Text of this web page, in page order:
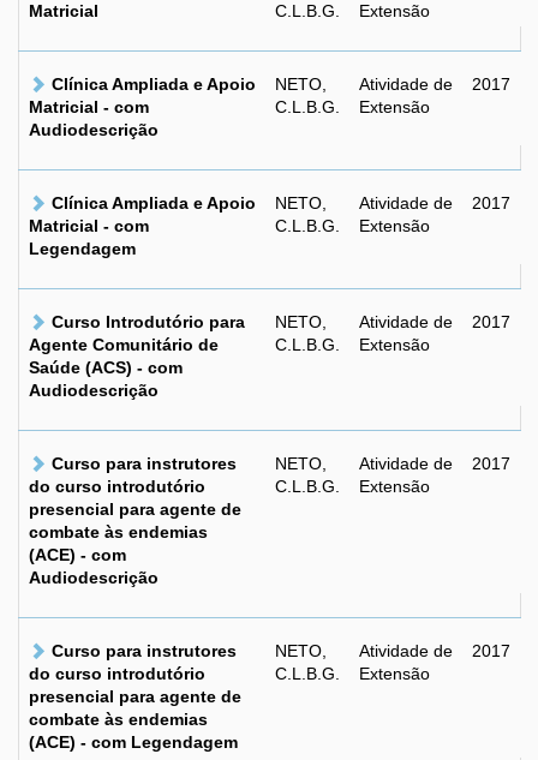
Matricial
C.L.B.G.
Extensão
Clínica Ampliada e Apoio
Matricial - com
Audiodescrição
NETO,
C.L.B.G.
Atividade de
Extensão
2017
Clínica Ampliada e Apoio
Matricial - com
Legendagem
NETO,
C.L.B.G.
Atividade de
Extensão
2017
Curso Introdutório para
Agente Comunitário de
Saúde (ACS) - com
Audiodescrição
NETO,
C.L.B.G.
Atividade de
Extensão
2017
Curso para instrutores
do curso introdutório
presencial para agente de
combate às endemias
(ACE) - com
Audiodescrição
NETO,
C.L.B.G.
Atividade de
Extensão
2017
Curso para instrutores
do curso introdutório
presencial para agente de
combate às endemias
(ACE) - com Legendagem
NETO,
C.L.B.G.
Atividade de
Extensão
2017